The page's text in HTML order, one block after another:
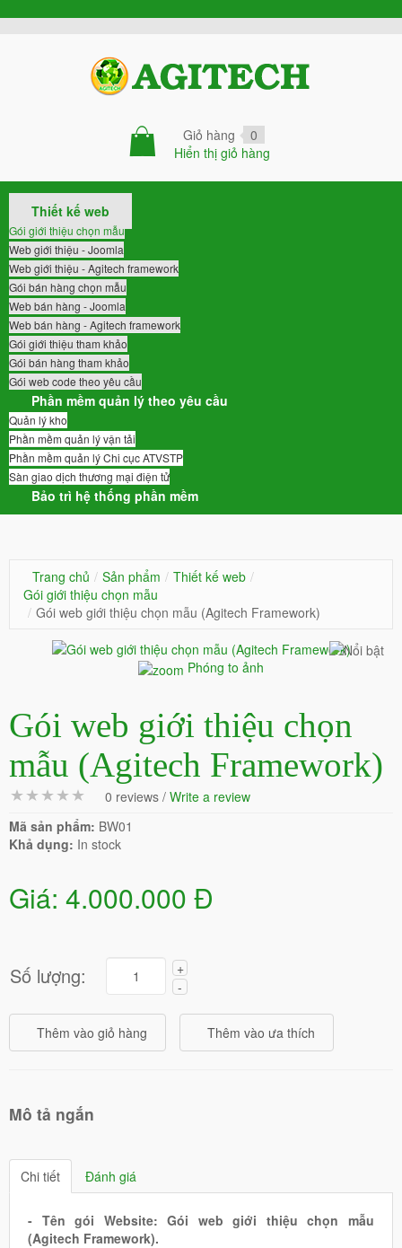
Giỏ hàng
0
Hiển thị giỏ hàng
Thiết kế web
Gói giới thiệu chọn mẫu
Web giới thiệu - Joomla
Web giới thiệu - Agitech framework
Gói bán hàng chọn mẫu
Web bán hàng - Joomla
Web bán hàng - Agitech framework
Gói giới thiệu tham khảo
Gói bán hàng tham khảo
Gói web code theo yêu cầu
Phần mềm quản lý theo yêu cầu
Quản lý kho
Phần mềm quản lý vận tải
Phần mềm quản lý Chi cục ATVSTP
Sàn giao dịch thương mại điện tử
Bảo trì hệ thống phần mềm
Trang chủ / Sản phẩm / Thiết kế web /
Gói giới thiệu chọn mẫu
/ Gói web giới thiệu chọn mẫu (Agitech Framework)
Phóng to ảnh
Gói web giới thiệu chọn
mẫu (Agitech Framework)
0 reviews / Write a review
Mã sản phẩm: BW01
Khả dụng: In stock
Giá: 4.000.000 Đ
Số lượng:
Mô tả ngắn
Chi tiết Đánh giá
- Tên gói Website: Gói web giới thiệu chọn mẫu
(Agitech Framework).